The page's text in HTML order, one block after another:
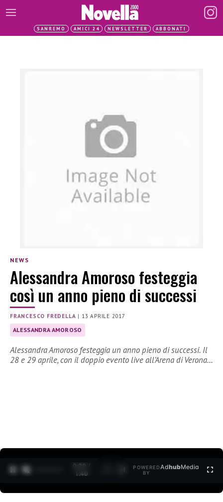
SANREMO AMICI 24 NEWSLETTER ABBONATI
NEWS
Alessandra Amoroso festeggia
così un anno pieno di successi
FRANCESCO FREDELLA | 13 APRILE 2017
ALESSANDRA AMOROSO
Alessandra Amoroso festeggia un anno pieno di successi. Il
28 e 29 aprile, con il doppio evento live all’Arena di Verona…
0:30 /
1:40
POWERED
BY
AdhubMedia